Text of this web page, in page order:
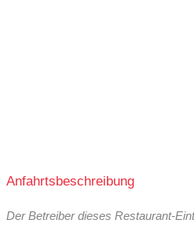
Anfahrtsbeschreibung
Der Betreiber dieses Restaurant-